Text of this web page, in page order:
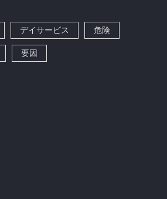
デイサービス 危険
要因